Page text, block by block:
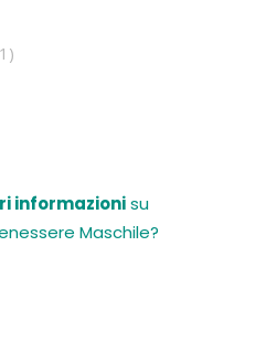
informazionisu
Maschile?